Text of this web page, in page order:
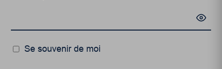
Se souvenir de moi